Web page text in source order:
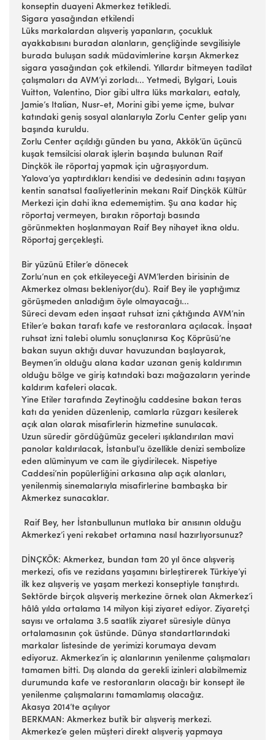
konseptin duayeni Akmerkez tetikledi.
Sigara yasağından etkilendi
Lüks markalardan alışveriş yapanların, çocukluk
ayakkabısını buradan alanların, gençliğinde sevgilisiyle
burada buluşan sadık müdavimlerine karşın Akmerkez
sigara yasağından çok etkilendi. Yıllardır bitmeyen tadilat
çalışmaları da AVM’yi zorladı... Yetmedi, Bylgari, Louis
Vuitton, Valentino, Dior gibi ultra lüks markaları, eataly,
Jamie’s Italian, Nusr-et, Morini gibi yeme içme, bulvar
katındaki geniş sosyal alanlarıyla Zorlu Center gelip yanı
başında kuruldu.
Zorlu Center açıldığı günden bu yana, Akkök’ün üçüncü
kuşak temsilcisi olarak işlerin başında bulunan Raif
Dinçkök ile röportaj yapmak için uğraşıyordum.
Yalova’ya yaptırdıkları kendisi ve dedesinin adını taşıyan
kentin sanatsal faaliyetlerinin mekanı Raif Dinçkök Kültür
Merkezi için dahi ikna edememiştim. Şu ana kadar hiç
röportaj vermeyen, bırakın röportajı basında
görünmekten hoşlanmayan Raif Bey nihayet ikna oldu.
Röportaj gerçekleşti.
Bir yüzünü Etiler’e dönecek
Zorlu’nun en çok etkileyeceği AVM’lerden birisinin de
Akmerkez olması bekleniyor(du). Raif Bey ile yaptığımız
görüşmeden anladığım öyle olmayacağı...
Süreci devam eden inşaat ruhsat izni çıktığında AVM’nin
Etiler’e bakan tarafı kafe ve restoranlara açılacak. İnşaat
ruhsat izni talebi olumlu sonuçlanırsa Koç Köprüsü’ne
bakan suyun aktığı duvar havuzundan başlayarak,
Beymen’in olduğu alana kadar uzanan geniş kaldırımın
olduğu bölge ve giriş katındaki bazı mağazaların yerinde
kaldırım kafeleri olacak.
Yine Etiler tarafında Zeytinoğlu caddesine bakan teras
katı da yeniden düzenlenip, camlarla rüzgarı kesilerek
açık alan olarak misafirlerin hizmetine sunulacak.
Uzun süredir gördüğümüz geceleri ışıklandırılan mavi
panolar kaldırılacak, İstanbul’u özellikle denizi sembolize
eden alüminyum ve cam ile giydirilecek. Nispetiye
Caddesi’nin popülerliğini arkasına alıp açık alanları,
yenilenmiş sinemalarıyla misafirlerine bambaşka bir
Akmerkez sunacaklar.
Raif Bey, her İstanbullunun mutlaka bir anısının olduğu
Akmerkez’i yeni rekabet ortamına nasıl hazırlıyorsunuz?
DİNÇKÖK: Akmerkez, bundan tam 20 yıl önce alışveriş
merkezi, ofis ve rezidans yaşamını birleştirerek Türkiye’yi
ilk kez alışveriş ve yaşam merkezi konseptiyle tanıştırdı.
Sektörde birçok alışveriş merkezine örnek olan Akmerkez’i
hâlâ yılda ortalama 14 milyon kişi ziyaret ediyor. Ziyaretçi
sayısı ve ortalama 3.5 saatlik ziyaret süresiyle dünya
ortalamasının çok üstünde. Dünya standartlarındaki
markalar listesinde de yerimizi korumaya devam
ediyoruz. Akmerkez’in iç alanlarının yenilenme çalışmaları
tamamen bitti. Dış alanda da gerekli izinleri alabilmemiz
durumunda kafe ve restoranların olacağı bir konsept ile
yenilenme çalışmalarını tamamlamış olacağız.
Akasya 2014’te açılıyor
BERKMAN: Akmerkez butik bir alışveriş merkezi.
Akmerkez’e gelen müşteri direkt alışveriş yapmaya